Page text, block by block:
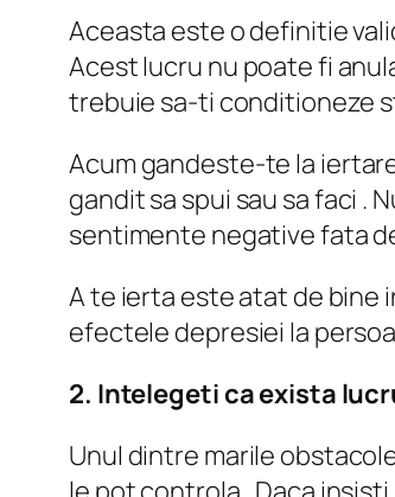
Aceasta este o definitie
Acest lucru nu poate fi
trebuie sa-ti conditioneze
Acum gandeste-te la
gandit sa spui sau sa faci .
sentimente negative fata
A te ierta este atat de bine
efectele depresiei la
2. Intelegeti ca exista
Unul dintre marile